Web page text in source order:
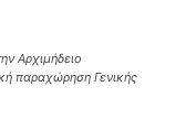
Αρχιμήδειο
παραχώρηση Γενικής